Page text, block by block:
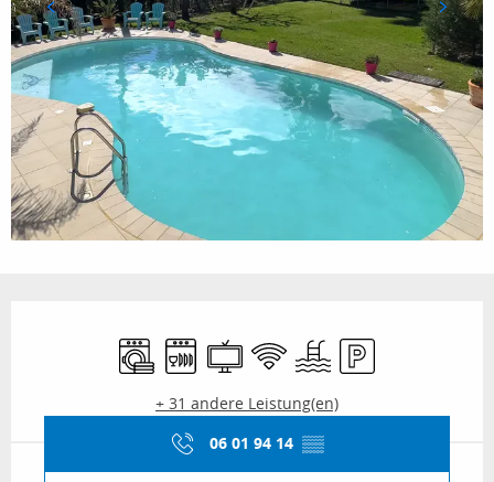
Waschmaschine
Geschirrspülmaschine
Fernsehen
Wi-Fi Schwimmbad
Parkplatz
+ 31 andere Leistung(en)
06 01 94 14 ▒▒